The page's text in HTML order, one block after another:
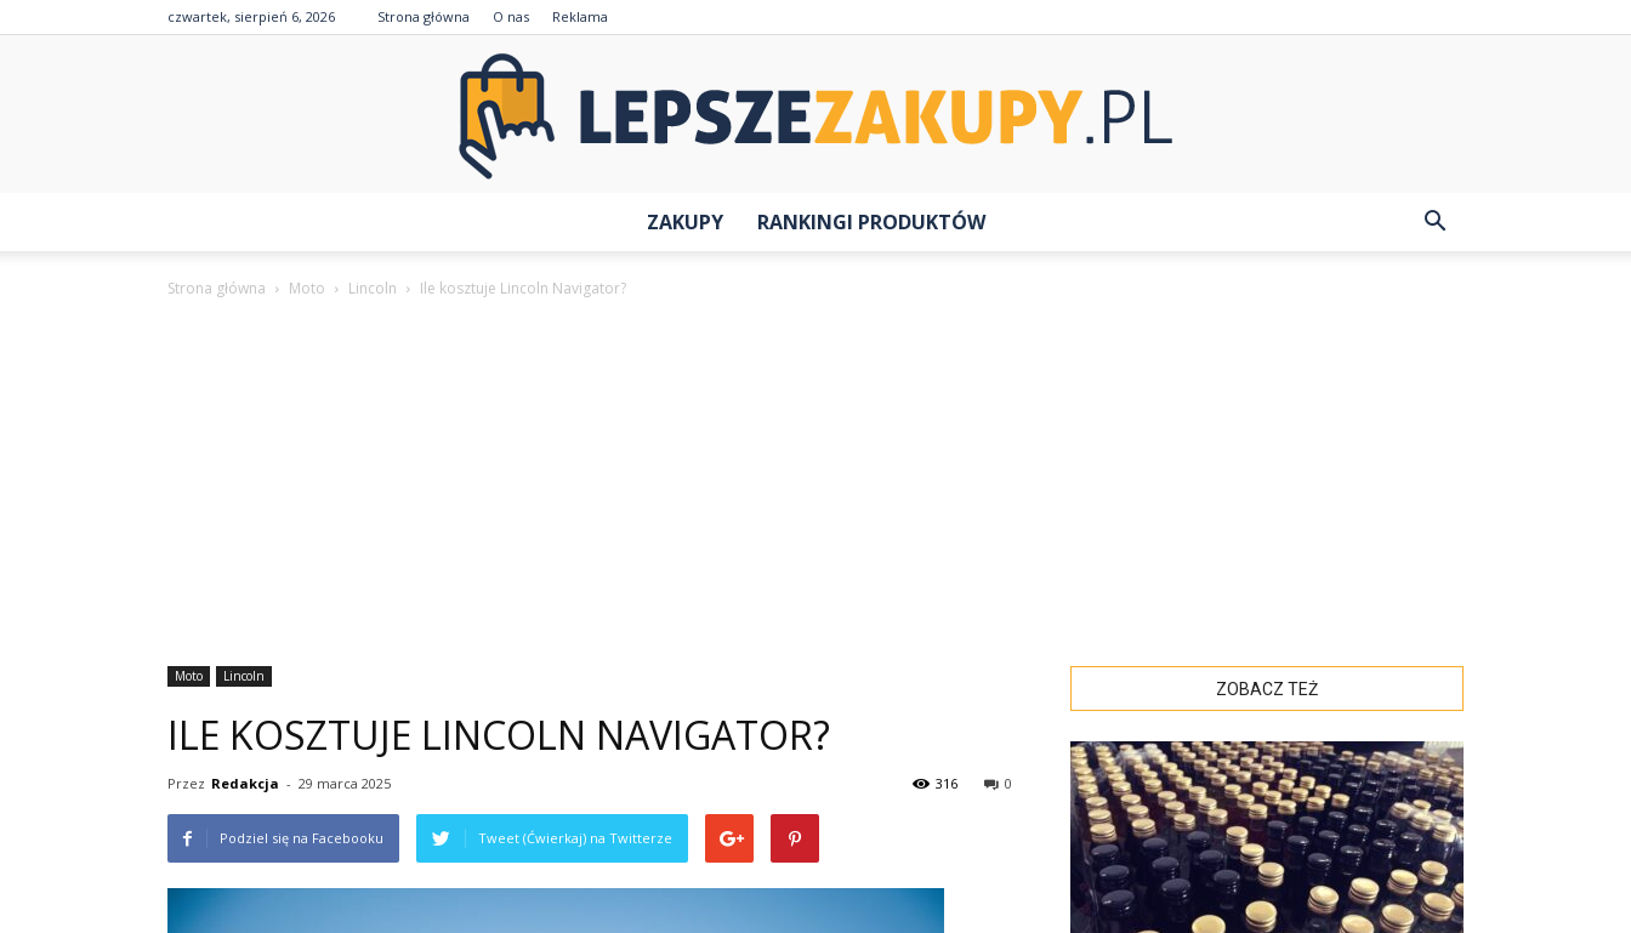
czwartek, sierpień 6, 2026 Strona główna O nas Reklama
ZAKUPY RANKINGI PRODUKTÓW
Strona główna Moto Lincoln Ile kosztuje Lincoln Navigator?
Moto Lincoln
ILE KOSZTUJE LINCOLN NAVIGATOR?
Przez Redakcja - 29 marca 2025 0
316
Podziel się na Facebooku Tweet (Ćwierkaj) na Twitterze
ZOBACZ TEŻ